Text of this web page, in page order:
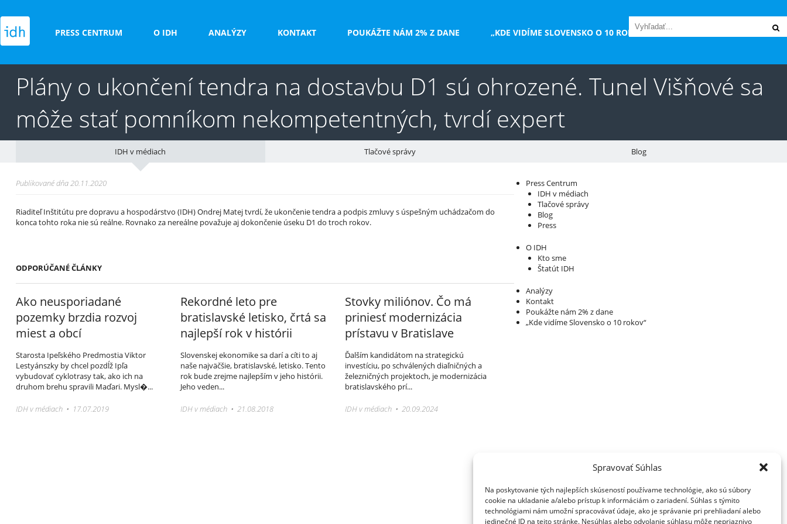
Spravovať Súhlas
Na poskytovanie tých najlepších skúseností používame technológie, ako sú súbory
cookie na ukladanie a/alebo prístup k informáciám o zariadení. Súhlas s týmito
technológiami nám umožní spracovávať údaje, ako je správanie pri prehliadaní alebo
jedinečné ID na tejto stránke. Nesúhlas alebo odvolanie súhlasu môže nepriaznivo
PRESS CENTRUM O IDH ANALÝZY KONTAKT POUKÁŽTE NÁM 2% Z DANE „KDE VIDÍME SLOVENSKO O 10 ROKOV“
Plány o ukončení tendra na dostavbu D1 sú ohrozené. Tunel Višňové sa
môže stať pomníkom nekompetentných, tvrdí expert
IDH v médiach Tlačové správy Blog
Publikované dňa 20.11.2020
Riaditeľ Inštitútu pre dopravu a hospodárstvo (IDH) Ondrej Matej tvrdí, že ukončenie tendra a podpis zmluvy s úspešným uchádzačom do
konca tohto roka nie sú reálne. Rovnako za nereálne považuje aj dokončenie úseku D1 do troch rokov.
ODPORÚČANÉ ČLÁNKY
Ako neusporiadané
pozemky brzdia rozvoj
miest a obcí
Starosta Ipeľského Predmostia Viktor
Lestyánszky by chcel pozdĺž Ipľa
vybudovať cyklotrasy tak, ako ich na
druhom brehu spravili Maďari. Mysl�...
IDH v médiach • 17.07.2019
Rekordné leto pre
bratislavské letisko, črtá sa
najlepší rok v histórii
Slovenskej ekonomike sa darí a cíti to aj
naše najväčšie, bratislavské, letisko. Tento
rok bude zrejme najlepším v jeho histórii.
Jeho veden...
IDH v médiach • 21.08.2018
Stovky miliónov. Čo má
priniesť modernizácia
prístavu v Bratislave
Ďalším kandidátom na strategickú
investíciu, po schválených diaľničných a
železničných projektoch, je modernizácia
bratislavského prí...
IDH v médiach • 20.09.2024
Váš sprievodca svetom infraštruktúry a
ekonomiky
Press Centrum
IDH v médiach
Tlačové správy
Blog
Press
O IDH
Kto sme
Štatút IDH
Analýzy
Kontakt
Poukážte nám 2% z dane
„Kde vidíme Slovensko o 10 rokov“